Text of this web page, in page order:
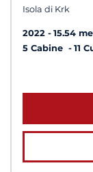
Isola di Krk
2022
15.54
5 Cabine
11